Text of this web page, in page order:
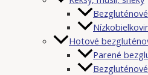
Hotové
Parené